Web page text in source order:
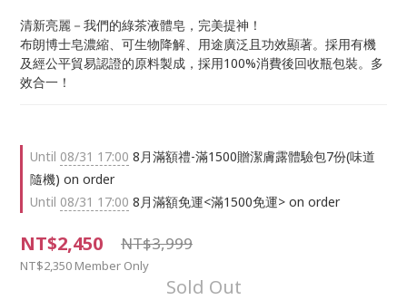
清新亮麗－我們的綠茶液體皂，完美提神！
布朗博士皂濃縮、可生物降解、用途廣泛且功效顯著。採用有機
及經公平貿易認證的原料製成，採用100%消費後回收瓶包裝。多
效合一！
Until 08/31 17:00 8月滿額禮-滿1500贈潔膚露體驗包7份(味道
隨機) on order
Until 08/31 17:00 8月滿額免運<滿1500免運> on order
NT$2,450 NT$3,999
NT$2,350 Member Only
Sold Out